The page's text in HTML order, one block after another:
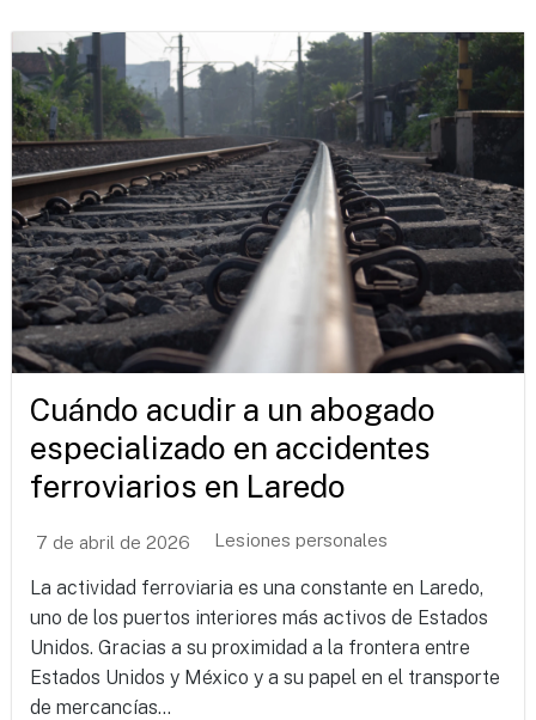
Cuándo acudir a un abogado
especializado en accidentes
ferroviarios en Laredo
7 de abril de 2026 Lesiones personales
La actividad ferroviaria es una constante en Laredo,
uno de los puertos interiores más activos de Estados
Unidos. Gracias a su proximidad a la frontera entre
Estados Unidos y México y a su papel en el transporte
de mercancías...